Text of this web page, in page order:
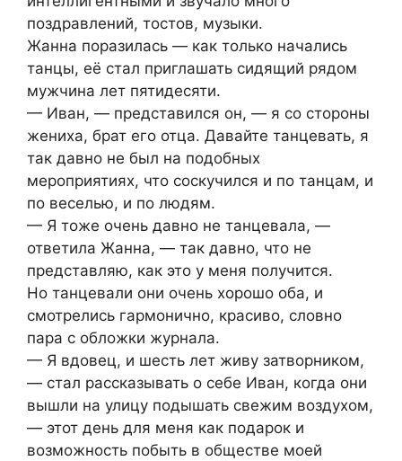
поздравлений, тостов, музыки.
Жанна поразилась — как только начались
танцы, её стал приглашать сидящий рядом
мужчина лет пятидесяти.
— Иван, — представился он, — я со стороны
жениха, брат его отца. Давайте танцевать, я
так давно не был на подобных
мероприятиях, что соскучился и по танцам, и
по веселью, и по людям.
— Я тоже очень давно не танцевала, —
ответила Жанна, — так давно, что не
представляю, как это у меня получится.
Но танцевали они очень хорошо оба, и
смотрелись гармонично, красиво, словно
пара с обложки журнала.
— Я вдовец, и шесть лет живу затворником,
— стал рассказывать о себе Иван, когда они
вышли на улицу подышать свежим воздухом,
— этот день для меня как подарок и
возможность побыть в обществе моей